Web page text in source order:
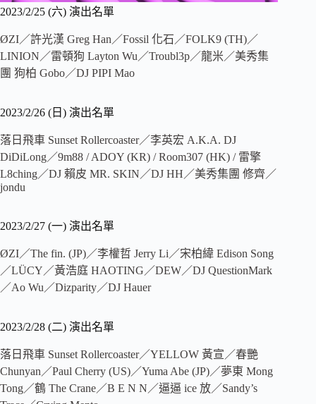
2023/2/25 (六) 演出名單
ØZI／許光漢 Greg Han／Fossil 化石／FOLK9 (TH)／
LINION／雷頓狗 Layton Wu／Troubl3p／龍米／美秀集
團 狗柏 Gobo／DJ PIPI Mao
2023/2/26 (日) 演出名單
落日飛車 Sunset Rollercoaster／李英宏 A.K.A. DJ
DiDiLong／9m88 / ADOY (KR) / Room307 (HK) / 雷擎
L8ching／DJ 賴皮 MR. SKIN／DJ HH／美秀集團 修齊／
jondu
2023/2/27 (一) 演出名單
ØZI／The fin. (JP)／李權哲 Jerry Li／宋柏緯 Edison Song
／LÜCY／黃浩庭 HAOTING／DEW／DJ QuestionMark
／Ao Wu／Dizparity／DJ Hauer
2023/2/28 (二) 演出名單
落日飛車 Sunset Rollercoaster／YELLOW 黃宣／春艷
Chunyan／Paul Cherry (US)／Yuma Abe (JP)／夢東 Mong
Tong／鶴 The Crane／B E N N／逼逼 ice 放／Sandy’s